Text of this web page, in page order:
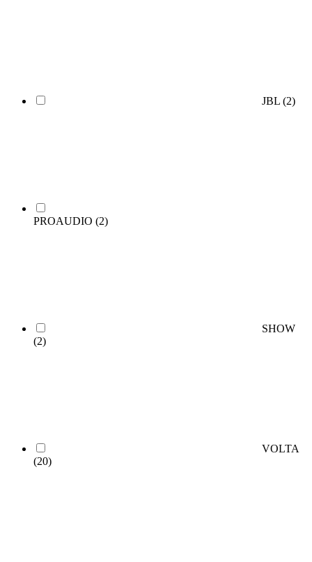
JBL (2)
PROAUDIO (2)
SHOW
(2)
VOLTA
(20)